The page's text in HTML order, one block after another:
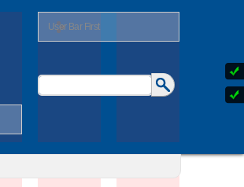
User Bar First
Formulario
búsqueda
Buscar